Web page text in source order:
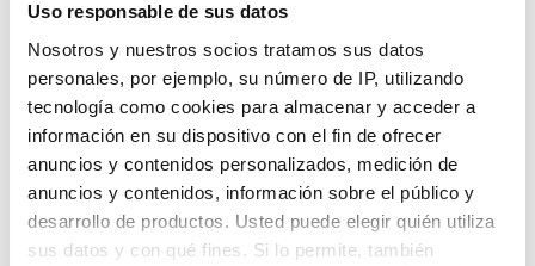
Uso responsable de sus datos
Nosotros y nuestros socios tratamos sus datos
personales, por ejemplo, su número de IP, utilizando
tecnología como cookies para almacenar y acceder a
información en su dispositivo con el fin de ofrecer
anuncios y contenidos personalizados, medición de
anuncios y contenidos, información sobre el público y
desarrollo de productos. Usted puede elegir quién utiliza
sus datos y con qué fines. Si lo permite, también
AdWords campaigns Low-traffic
keywords are more common in
AdWords campaigns than you might
think. Essentially, low traffic keywords
result in low…
Read More